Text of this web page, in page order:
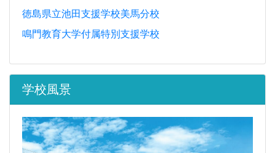
徳島県立池田支援学校美馬分校
鳴門教育大学付属特別支援学校
学校風景